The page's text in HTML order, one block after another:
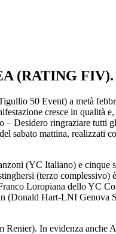
(RATING FIV).
50 Event) a metà
cresce in qualità e,
– Desidero ringraziare tutti
sabato mattina, realizzati
(YC Italiano) e cinque
(terzo complessivo)
Loropiana dello YC
(Donald Hart-LNI Genova
Renier). In evidenza anche